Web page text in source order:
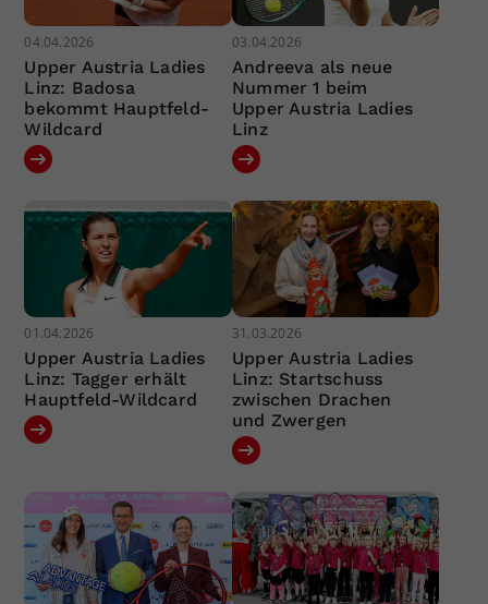
04.04.2026
Upper Austria Ladies
Linz: Badosa
bekommt Hauptfeld-
Wildcard
03.04.2026
Andreeva als neue
Nummer 1 beim
Upper Austria Ladies
Linz
01.04.2026
Upper Austria Ladies
Linz: Tagger erhält
Hauptfeld-Wildcard
31.03.2026
Upper Austria Ladies
Linz: Startschuss
zwischen Drachen
und Zwergen